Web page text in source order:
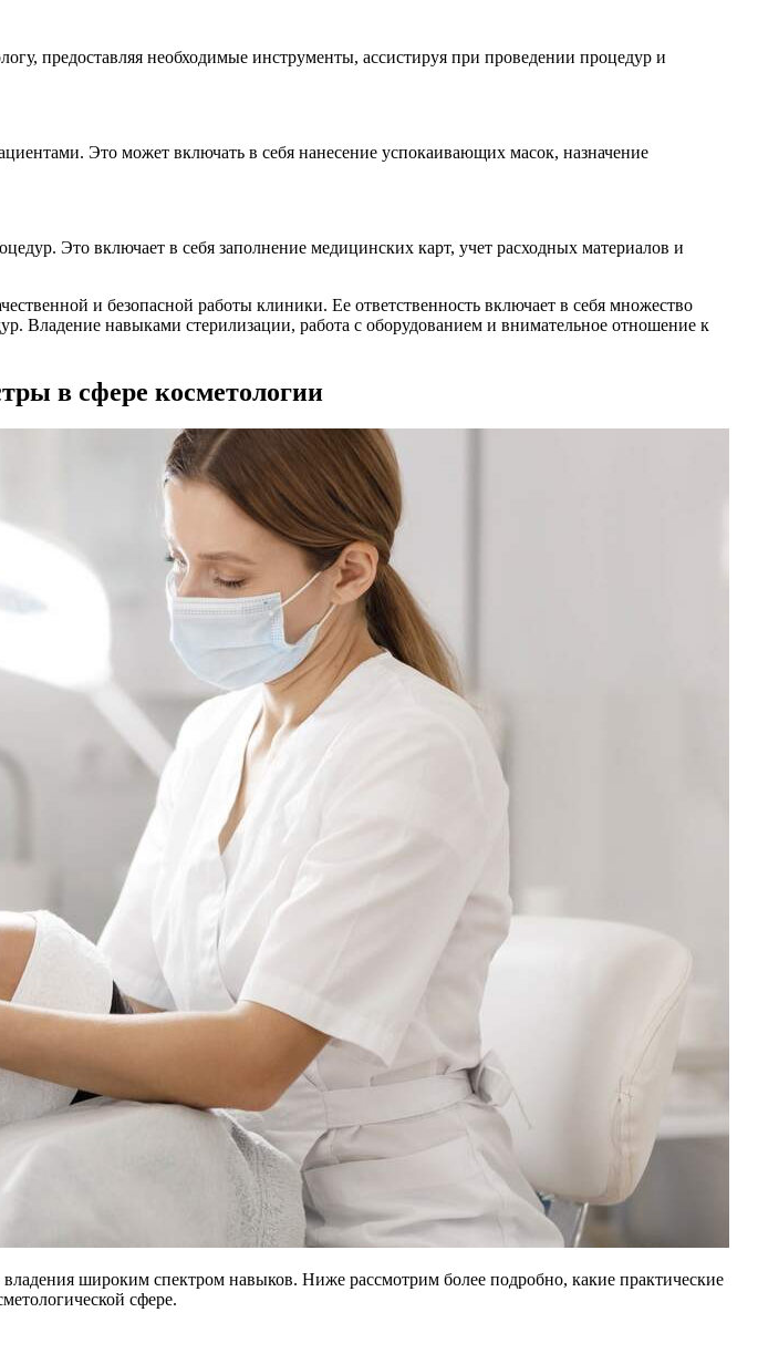
предоставляя необходимые инструменты, ассистируя при проведении процедур и
Это может включать в себя нанесение успокаивающих масок, назначение
Это включает в себя заполнение медицинских карт, учет расходных материалов и
и безопасной работы клиники. Ее ответственность включает в себя множество
Владение навыками стерилизации, работа с оборудованием и внимательное отношение к
в сфере косметологии
широким спектром навыков. Ниже рассмотрим более подробно, какие практические
сфере.